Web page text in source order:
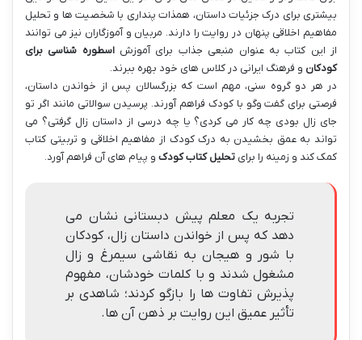
بیشتری برای درک جزئیات داستان، همذات پنداری با شخصیت ها و تحلیل
مفاهیم اخلاقی پنهان در روایت را دارند. مربیان و آموزگاران نیز می توانند
از این کتاب به عنوان منبعی جذاب برای آموزشاسطوره شناسی برای
کودکان و فرهنگ ایرانی در کلاس های خود بهره ببرند.
در هر دو گروه سنی، مهم است که بزرگسالان پس از خواندن داستان،
فرصتی برای گفت وگو با کودک فراهم آورند. پرسیدن سوالاتی مانند اگر تو
جای زال بودی چه کار می کردی؟ یا چه درسی از داستان زال گرفتی؟ می
تواند به عمق بخشیدن به درک کودک از مفاهیم اخلاقی و تربیتی کتاب
کمک کند و زمینه را برای تحلیل کتاب کودک و پیام های آن فراهم آورد.
تجربه یک معلم پیش دبستانی نشان می
دهد که پس از خواندن داستان زال، کودکان
با شور و هیجان به نقاشی سیمرغ و زال
مشغول شدند و با کلمات خودشان، مفهوم
پذیرش تفاوت ها را بازگو کردند؛ شاهدی بر
تأثیر عمیق این روایت بر ذهن آن ها.